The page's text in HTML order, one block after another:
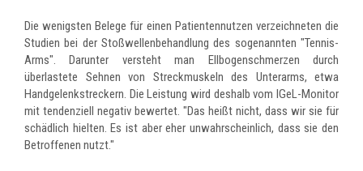
Die wenigsten Belege für einen Patientennutzen verzeichneten die
Studien bei der Stoßwellenbehandlung des sogenannten "Tennis-
Arms". Darunter versteht man Ellbogenschmerzen durch
überlastete Sehnen von Streckmuskeln des Unterarms, etwa
Handgelenkstreckern. Die Leistung wird deshalb vom IGeL-Monitor
mit tendenziell negativ bewertet. "Das heißt nicht, dass wir sie für
schädlich hielten. Es ist aber eher unwahrscheinlich, dass sie den
Betroffenen nutzt."